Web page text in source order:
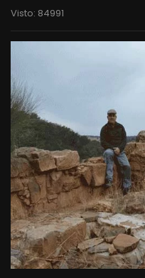
Visto: 84991